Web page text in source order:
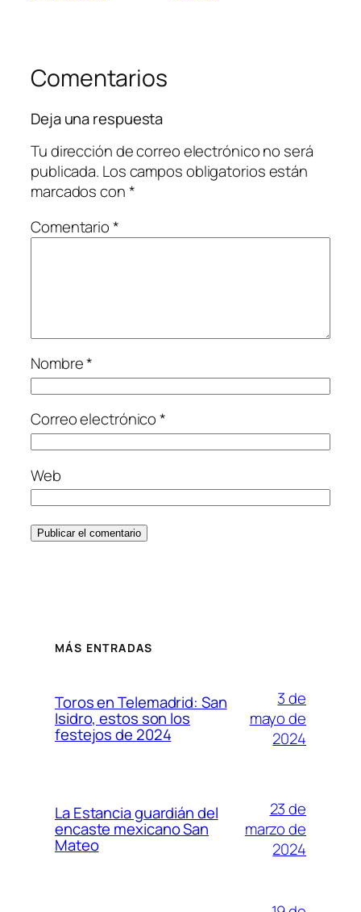
Comentarios
Deja una respuesta
Tu dirección de correo electrónico no será
publicada. Los campos obligatorios están
marcados con*
Comentario*
Nombre*
Correo electrónico*
Web
MÁS ENTRADAS
Toros en Telemadrid: San
Isidro, estos son los
festejos de 2024
3 de
mayo de
2024
La Estancia guardián del
encaste mexicano San
Mateo
23 de
marzo de
2024